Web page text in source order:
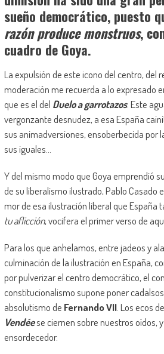
sueño democrático, puesto
razón produce monstruos,
cuadro de Goya.
La expulsión de este icono del centro, del
moderación me recuerda a lo expresado
que es el del Duelo a garrotazos. Este
vergonzante desnudez, a esa España
sus animadversiones, ensoberbecida por
sus iguales…
Y del mismo modo que Goya emprendió
de su liberalismo ilustrado, Pablo Casado
mor de esa ilustración liberal que España
tu aflicción, vocifera el primer verso de
Para los que anhelamos, entre jadeos y
culminación de la ilustración en España,
por pulverizar el centro democrático, el
constitucionalismo supone poner
absolutismo de Fernando VII. Los ecos de
Vendéese ciernen sobre nuestros oídos,
ensordecedor.